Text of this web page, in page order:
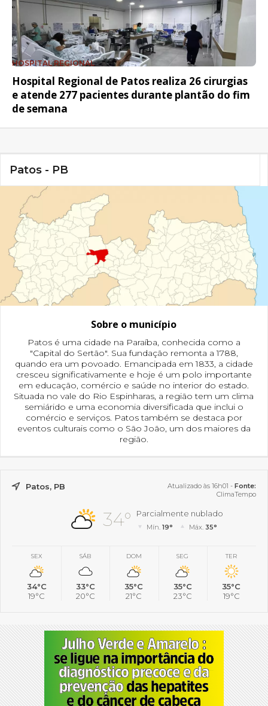
HOSPITAL REGIONAL
Hospital Regional de Patos realiza 26 cirurgias
e atende 277 pacientes durante plantão do fim
de semana
Patos - PB
Sobre o município
Patos é uma cidade na Paraíba, conhecida como a
"Capital do Sertão". Sua fundação remonta a 1788,
quando era um povoado. Emancipada em 1833, a cidade
cresceu significativamente e hoje é um polo importante
em educação, comércio e saúde no interior do estado.
Situada no vale do Rio Espinharas, a região tem um clima
semiárido e uma economia diversificada que inclui o
comércio e serviços. Patos também se destaca por
eventos culturais como o São João, um dos maiores da
região.
Patos, PB Atualizado às 16h01 - Fonte:
ClimaTempo
34° Parcialmente nublado
Mín.19° Máx. 35°
SEX
34°C
19°C
SÁB
33°C
20°C
DOM
35°C
21°C
SEG
35°C
23°C
TER
35°C
19°C